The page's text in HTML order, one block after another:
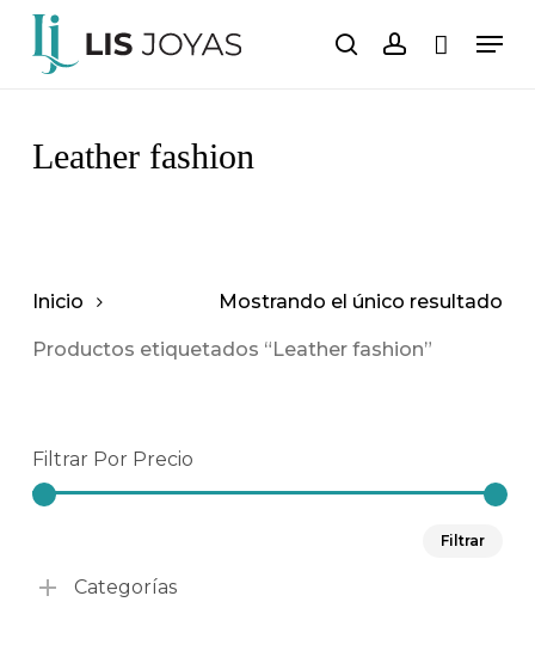
Saltar
contenido
buscarcuenta
Carro Cerrar
Leather fashion
Mostrando el único resultado
Inicio
Productos etiquetados “Leather fashion”
Filtrar Por Precio
Filtrar
Categorías